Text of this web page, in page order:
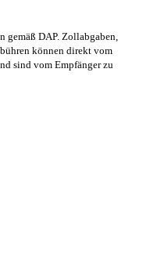
gemäß DAP. Zollabgaben,
können direkt vom
sind vom Empfänger zu